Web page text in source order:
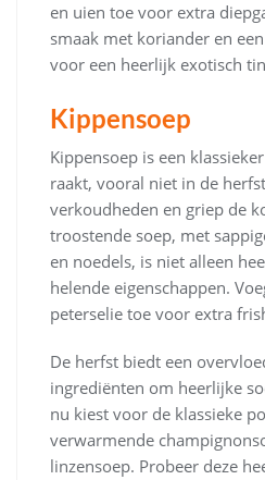
en uien toe voor extra
smaak met koriander en
voor een heerlijk exotisch
Kippensoep
Kippensoep is een
raakt, vooral niet in de
verkoudheden en griep de
troostende soep, met
en noedels, is niet alleen
helende eigenschappen.
peterselie toe voor extra
De herfst biedt een
ingrediënten om heerlijke
nu kiest voor de klassieke
verwarmende
linzensoep. Probeer deze